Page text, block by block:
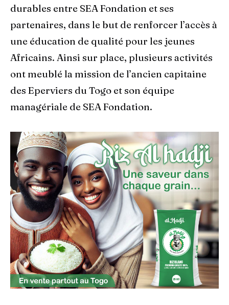
durables entre SEA Fondation et ses
partenaires, dans le but de renforcer l’accès à
une éducation de qualité pour les jeunes
Africains. Ainsi sur place, plusieurs activités
ont meublé la mission de l’ancien capitaine
des Eperviers du Togo et son équipe
managériale de SEA Fondation.